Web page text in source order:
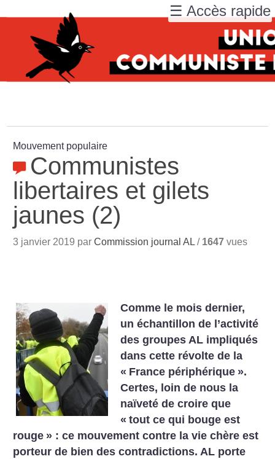
Mouvement populaire
Communistes
libertaires et gilets
jaunes (2)
3 janvier 2019 parCommission journal AL / 1647 vues
Comme le mois dernier,
un échantillon de l’activité
des groupes AL impliqués
dans cette révolte de la
« France périphérique ».
Certes, loin de nous la
naïveté de croire que
« tout ce qui bouge est
rouge » : ce mouvement contre la vie chère est
porteur de bien des contradictions. AL porte
☰ Accès rapide